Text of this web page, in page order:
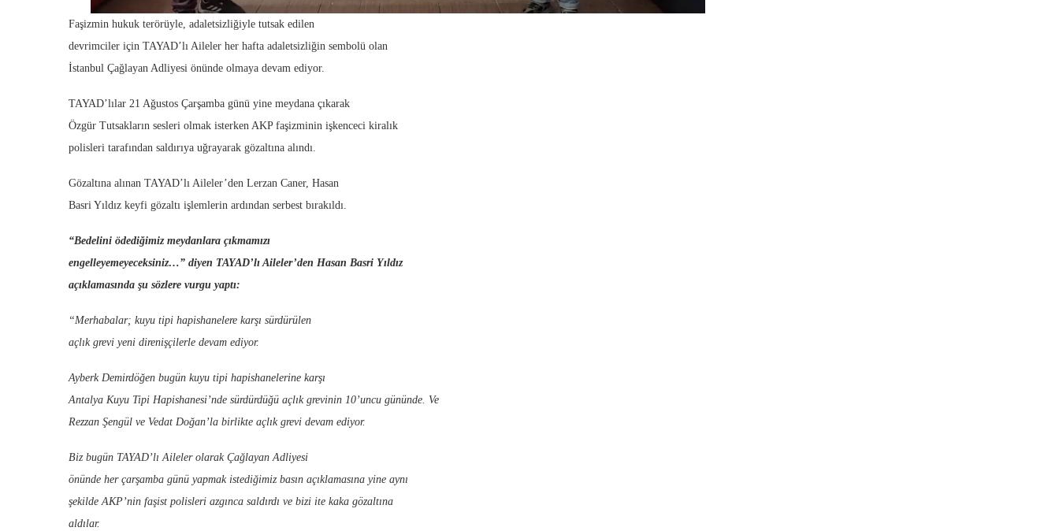
Faşizmin hukuk terörüyle, adaletsizliğiyle tutsak edilen
devrimciler için TAYAD’lı Aileler her hafta adaletsizliğin sembolü olan
İstanbul Çağlayan Adliyesi önünde olmaya devam ediyor.
TAYAD’lılar 21 Ağustos Çarşamba günü yine meydana çıkarak
Özgür Tutsakların sesleri olmak isterken AKP faşizminin işkenceci kiralık
polisleri tarafından saldırıya uğrayarak gözaltına alındı.
Gözaltına alınan TAYAD’lı Aileler’den Lerzan Caner, Hasan
Basri Yıldız keyfi gözaltı işlemlerin ardından serbest bırakıldı.
“Bedelini ödediğimiz meydanlara çıkmamızı
engelleyemeyeceksiniz…” diyen TAYAD’lı Aileler’den Hasan Basri Yıldız
açıklamasında şu sözlere vurgu yaptı:
“Merhabalar; kuyu tipi hapishanelere karşı sürdürülen
açlık grevi yeni direnişçilerle devam ediyor.
Ayberk Demirdöğen bugün kuyu tipi hapishanelerine karşı
Antalya Kuyu Tipi Hapishanesi’nde sürdürdüğü açlık grevinin 10’uncu gününde. Ve
Rezzan Şengül ve Vedat Doğan’la birlikte açlık grevi devam ediyor.
Biz bugün TAYAD’lı Aileler olarak Çağlayan Adliyesi
önünde her çarşamba günü yapmak istediğimiz basın açıklamasına yine aynı
şekilde AKP’nin faşist polisleri azgınca saldırdı ve bizi ite kaka gözaltına
aldılar.